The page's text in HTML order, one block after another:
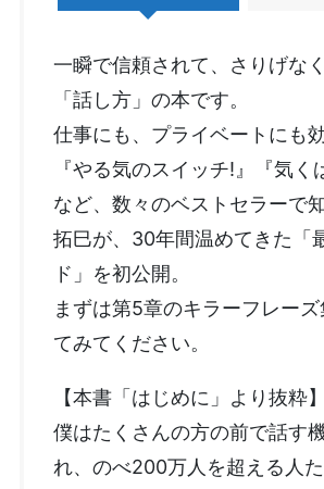
一瞬で信頼されて、さりげな
「話し方」の本です。
仕事にも、プライベートにも効
『やる気のスイッチ!』『気く
など、数々のベストセラーで
拓巳が、30年間温めてきた「
ド」を初公開。
まずは第5章のキラーフレー
てみてください。
【本書「はじめに」より抜粋】
僕はたくさんの方の前で話す
れ、のべ200万人を超える人